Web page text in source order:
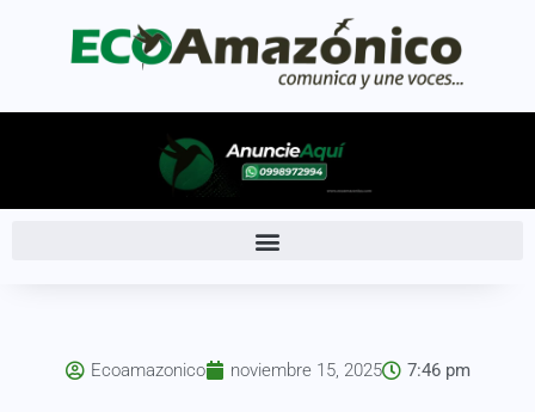
Ecoamazonico noviembre 15, 2025 7:46 pm